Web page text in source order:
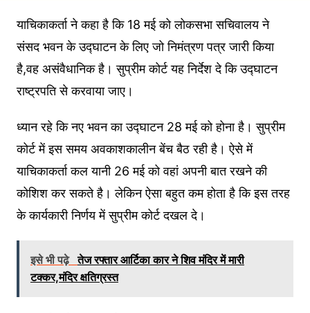
याचिकाकर्ता ने कहा है कि 18 मई को लोकसभा सचिवालय ने
संसद भवन के उद्घाटन के लिए जो निमंत्रण पत्र जारी किया
है,वह असंवैधानिक है। सुप्रीम कोर्ट यह निर्देश दे कि उद्घाटन
राष्ट्रपति से करवाया जाए।
ध्यान रहे कि नए भवन का उद्घाटन 28 मई को होना है। सुप्रीम
कोर्ट में इस समय अवकाशकालीन बेंच बैठ रही है। ऐसे में
याचिकाकर्ता कल यानी 26 मई को वहां अपनी बात रखने की
कोशिश कर सकते है। लेकिन ऐसा बहुत कम होता है कि इस तरह
के कार्यकारी निर्णय में सुप्रीम कोर्ट दखल दे।
इसे भी पढ़े तेज रफ्तार आर्टिका कार ने शिव मंदिर में मारी
टक्कर,मंदिर क्षतिग्रस्त